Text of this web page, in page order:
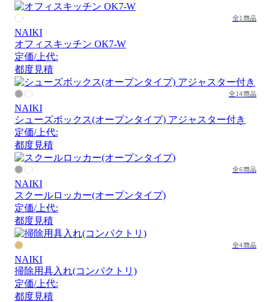
全1商品
NAIKI
オフィスキッチン OK7-W
定価/上代:
都度見積
全14商品
NAIKI
シューズボックス(オープンタイプ) アジャスター付き
定価/上代:
都度見積
全6商品
NAIKI
スクールロッカー(オープンタイプ)
定価/上代:
都度見積
全4商品
NAIKI
掃除用具入れ(コンパクトリ)
定価/上代:
都度見積